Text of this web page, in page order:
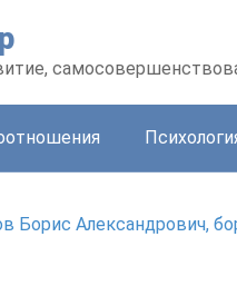
Борис Александрович,